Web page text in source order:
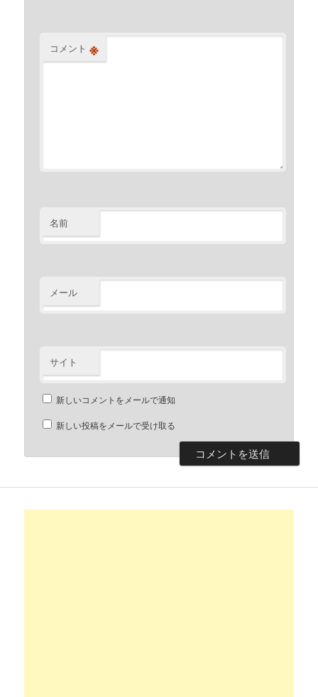
コメント ※
名前
メール
サイト
新しいコメントをメールで通知
新しい投稿をメールで受け取る